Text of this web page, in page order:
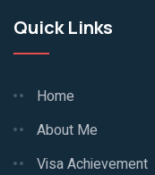
Quick Links
Home
About Me
Visa Achievement